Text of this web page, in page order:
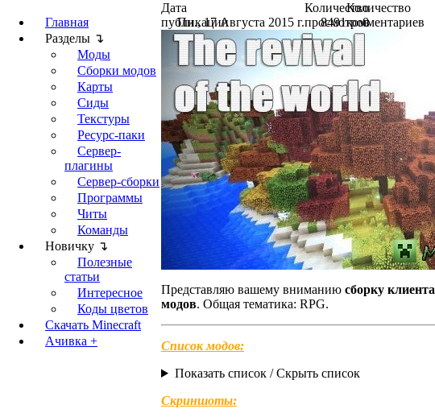
Главная
Разделы ↴
Моды
Сборки модов
Карты
Сиды
Текстуры
Ресурс-паки
Сервер-
плагины
Сервер-сборки
Программы
Читы
Команды
Новичку ↴
Полезные
статьи
Интересное
Коды цветов
Скачать Minecraft
Ачивка +
Дата
публикации
Пн., 17 Августа 2015 г.
Количество
просмотров
8491
Количество
комментариев
0
Представляю вашему вниманию сборку клиента
модов. Общая тематика: RPG.
Список модов:
Показать список / Скрыть список
Скриншоты: